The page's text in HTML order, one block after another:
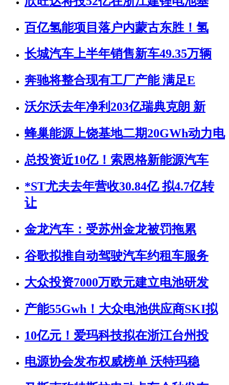
百亿氢能项目落户内蒙古东胜！氢
长城汽车上半年销售新车49.35万辆
奔驰将整合现有工厂产能 满足E
沃尔沃去年净利203亿瑞典克朗 新
蜂巢能源上饶基地二期20GWh动力电
总投资近10亿！索恩格新能源汽车
*ST尤夫去年营收30.84亿 拟4.7亿转
让
金龙汽车：受苏州金龙被罚拖累
谷歌拟推自动驾驶汽车约租车服务
大众投资7000万欧元建立电池研发
产能55Gwh！大众电池供应商SKI拟
10亿元！爱玛科技拟在浙江台州投
电源协会发布权威榜单 沃特玛稳